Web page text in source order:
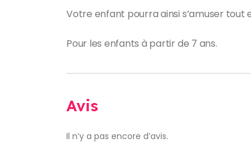
Votre enfant pourra ainsi s’amuser tout
Pour les enfants à partir de 7 ans.
Avis
Il n’y a pas encore d’avis.